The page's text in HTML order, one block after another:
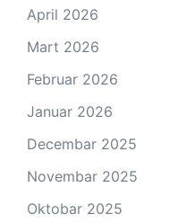
April 2026
Mart 2026
Februar 2026
Januar 2026
Decembar 2025
Novembar 2025
Oktobar 2025